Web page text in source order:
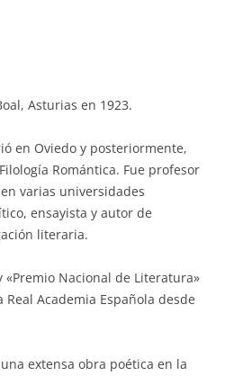
Asturias en 1923.
en Oviedo y posteriormente,
Romántica. Fue profesor
varias universidades
ensayista y autor de
literaria.
«Premio Nacional de Literatura»
Academia Española desde
extensa obra poética en la